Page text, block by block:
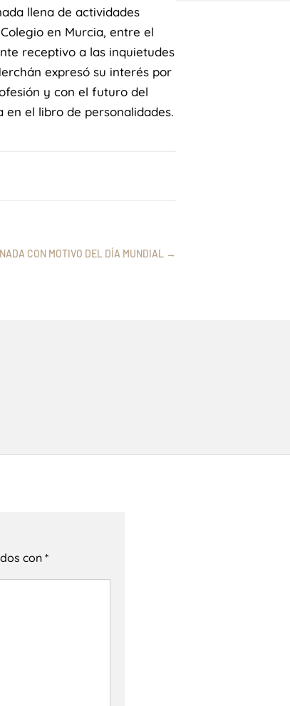
llena de actividades
en Murcia, entre el
receptivo a las inquietudes
expresó su interés por
y con el futuro del
en el libro de personalidades.
CON MOTIVO DEL DÍA MUNDIAL →
con *